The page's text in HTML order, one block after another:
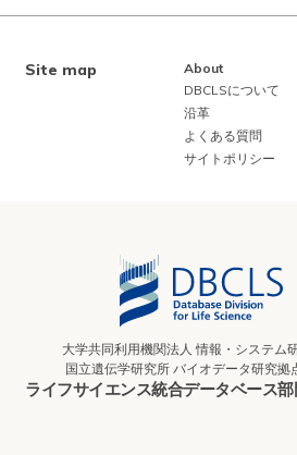
Site map
About
DBCLSについて
沿革
よくある質問
サイトポリシー
大学共同利用機関法人 情報・システム
国立遺伝学研究所 バイオデータ研究拠
ライフサイエンス統合データベース